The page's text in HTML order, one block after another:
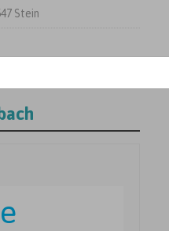
Stein